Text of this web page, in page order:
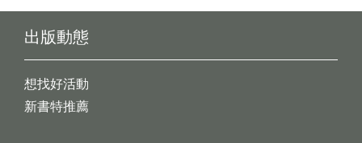
出版動態
想找好活動
新書特推薦